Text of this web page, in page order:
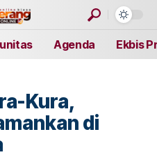
Agenda Ekbis
Kura,
di